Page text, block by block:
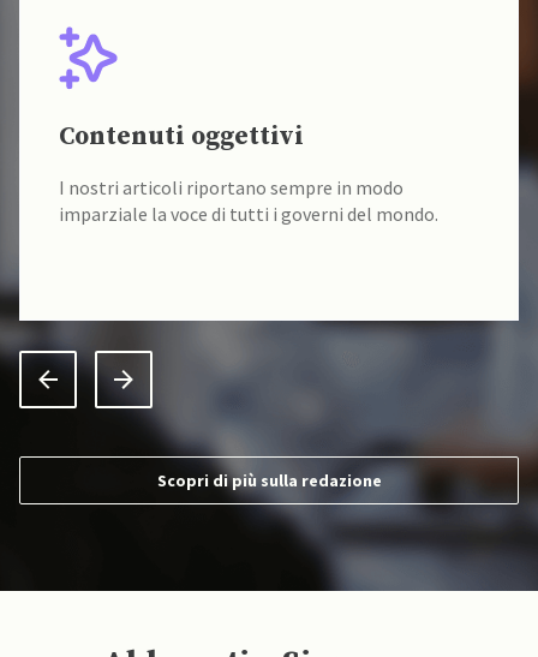
Contenuti oggettivi
I nostri articoli riportano sempre in modo
imparziale la voce di tutti i governi del mondo.
Scopri di più sulla redazione